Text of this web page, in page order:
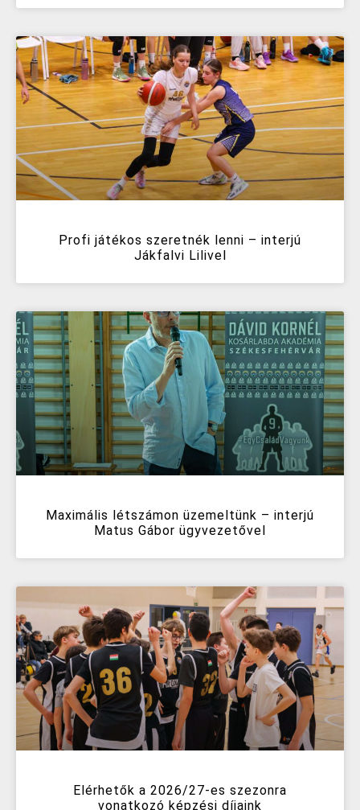
Profi játékos szeretnék lenni – interjú
Jákfalvi Lilivel
Maximális létszámon üzemeltünk – interjú
Matus Gábor ügyvezetővel
Elérhetők a 2026/27-es szezonra
vonatkozó képzési díjaink